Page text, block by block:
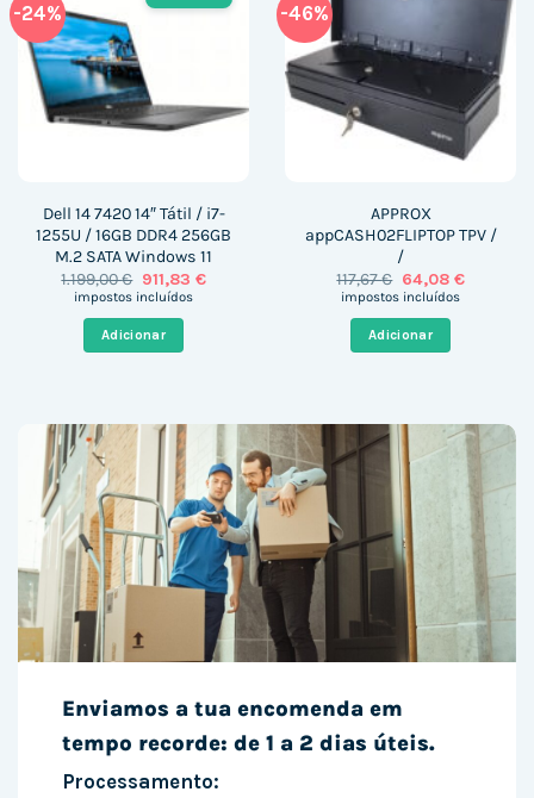
-24%
Dell 14 7420 14″ Tátil / i7-
1255U / 16GB DDR4 256GB
M.2 SATA Windows 11
1.199,00€ O
preço
era:
1.199,00 €.
911,83 €O
impostos incluídos
Adicionar
-46%
APPROX
appCASH02FLIPTOP TPV /
/
117,67€ O
preço
era:
117,67 €.
64,08 €O
impostos incluídos
Adicionar
Enviamos a tua encomenda em
tempo recorde: de 1 a 2 dias úteis.
Processamento: